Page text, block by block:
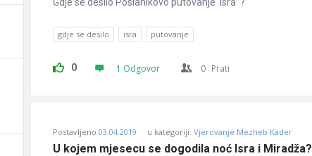
gdje se desilo isra putovanje
0 1 Odgovor 0 Prati
Postavljeno 03.04.2019 u kategoriji: Vjerovanje Mezheb Kader
U kojem mjesecu se dogodila noć Isra i Miradža?